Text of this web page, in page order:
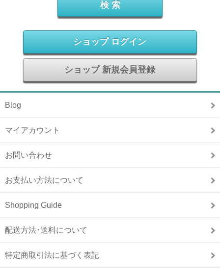
ショップ ログイン
ショップ 新規会員登録
Blog
マイアカウント
お問い合わせ
お支払い方法について
Shopping Guide
配送方法･送料について
特定商取引法に基づく表記